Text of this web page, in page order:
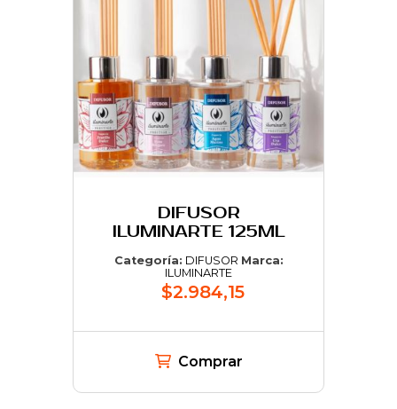
DIFUSOR
ILUMINARTE 125ML
Categoría: DIFUSOR Marca:
ILUMINARTE
$2.984,15
Comprar